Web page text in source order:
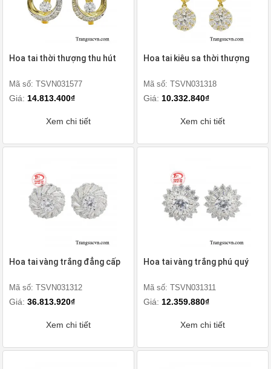
Hoa tai thời thượng thu hút
Mã số: TSVN031577
Giá: 14.813.400₫
Xem chi tiết
Hoa tai kiêu sa thời thượng
Mã số: TSVN031318
Giá: 10.332.840₫
Xem chi tiết
Hoa tai vàng trắng đẳng cấp
Mã số: TSVN031312
Giá: 36.813.920₫
Xem chi tiết
Hoa tai vàng trắng phú quý
Mã số: TSVN031311
Giá: 12.359.880₫
Xem chi tiết